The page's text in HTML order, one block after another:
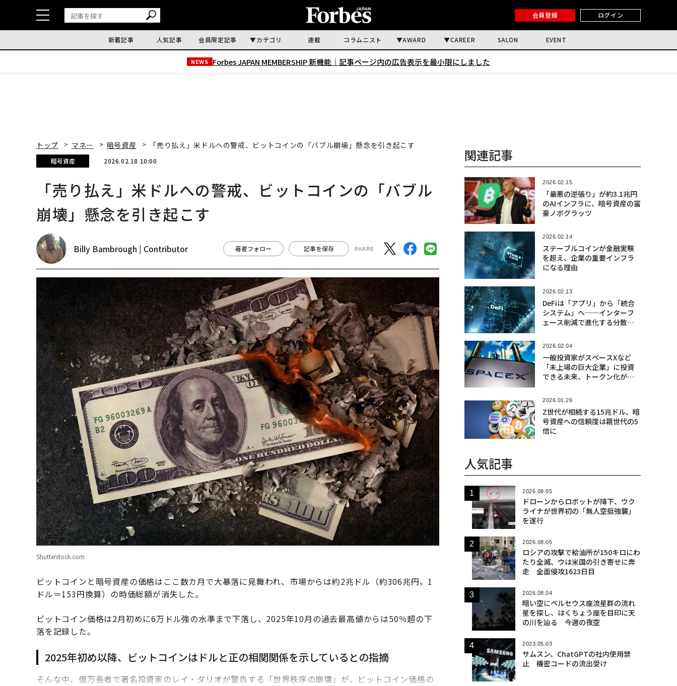
会員登録 ログイン
新着記事 人気記事 会員限定記事 カテゴリ 連載 コラムニスト AWARD CAREER SALON EVENT
NEWS Forbes JAPAN MEMBERSHIP 新機能｜ 記事ページ内の広告表示を最小限にしました
トップ マネー 暗号資産 「売り払え」米ドルへの警戒、ビットコインの「バブル崩壊」懸念を引き起こす
暗号資産 2026.02.18 10:00
「売り払え」米ドルへの警戒、ビットコインの「バブル
崩壊」懸念を引き起こす
Billy Bambrough | Contributor 著者フォロー 記事を保存
Shutterstock.com
ビットコインと暗号資産の価格はここ数カ月で大暴落に見舞われ、市場からは約2兆ドル（約306兆円。1
ドル＝153円換算）の時価総額が消失した。
ビットコイン価格は2月初めに6万ドル強の水準まで下落し、2025年10月の過去最高値からは50％超の下
落を記録した。
2025年初め以降、ビットコインはドルと正の相関関係を示しているとの指摘
そんな中、億万長者で著名投資家のレイ・ダリオが警告する「世界秩序の崩壊」が、ビットコイン価格の
関連記事
2026.02.15
「最悪の逆張り」が約3.1兆円
のAIインフラに、暗号資産の富
豪ノボグラッツ
2026.02.14
ステーブルコインが金融実験
を超え、企業の重要インフラ
になる理由
2026.02.13
DeFiは「アプリ」から「統合
システム」へ──インターフ
ェース削減で進化する分散型
2026.02.04
一般投資家がスペースXなど
「未上場の巨大企業」に投資
できる未来、トークン化が拓
2026.01.26
Z世代が相続する15兆ドル、暗
号資産への信頼度は親世代の5
倍に
人気記事
2026.08.05
ドローンからロボットが降下、ウク
ライナが世界初の「無人空挺強襲」
を遂行
2026.08.05
ロシアの攻撃で給油所が150キロにわ
たり全滅、ウは米国の引き寄せに奔
走 全面侵攻1623日目
2026.08.04
暗い空にペルセウス座流星群の流れ
星を探し、はくちょう座を目印に天
の川を辿る 今週の夜空
2023.05.03
サムスン、ChatGPTの社内使用禁
止 機密コードの流出受け